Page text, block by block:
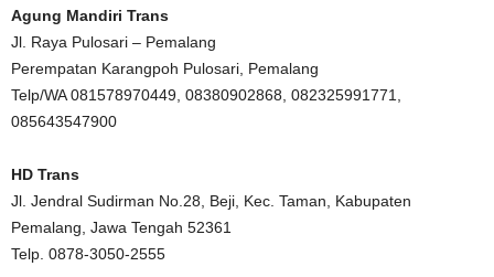
Agung Mandiri Trans
Jl. Raya Pulosari – Pemalang
Perempatan Karangpoh Pulosari, Pemalang
Telp/WA 081578970449, 08380902868, 082325991771,
085643547900
HD Trans
Jl. Jendral Sudirman No.28, Beji, Kec. Taman, Kabupaten
Pemalang, Jawa Tengah 52361
Telp. 0878-3050-2555